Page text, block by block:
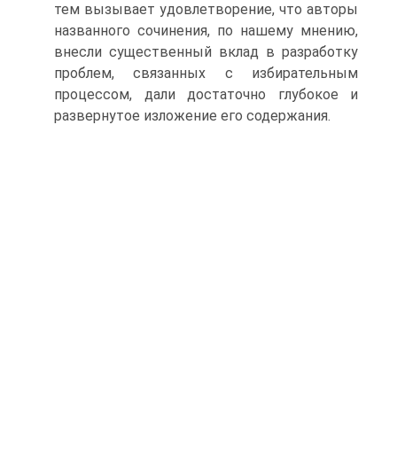
тем вызывает удовлетворение, что авторы
названного сочинения, по нашему мнению,
внесли существенный вклад в разработку
проблем, связанных с избирательным
процессом, дали достаточно глубокое и
развернутое изложение его содержания.